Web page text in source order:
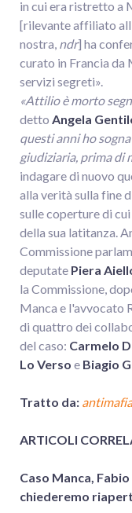
in cui era ristretto a
[rilevante affiliato
nostra, ndr] ha
curato in Francia da
servizi segreti».
«Attilio è morto
detto Angela
questi anni ho
giudiziaria, prima di
indagare di nuovo
alla verità sulla fine
sulle coperture di
della sua latitanza.
Commissione
deputate Piera
la Commissione,
Manca e l'avvocato
di quattro dei
del caso: Carmelo
Lo Verso e Biagio
Tratto da:
ARTICOLI
Caso Manca,
chiederemo